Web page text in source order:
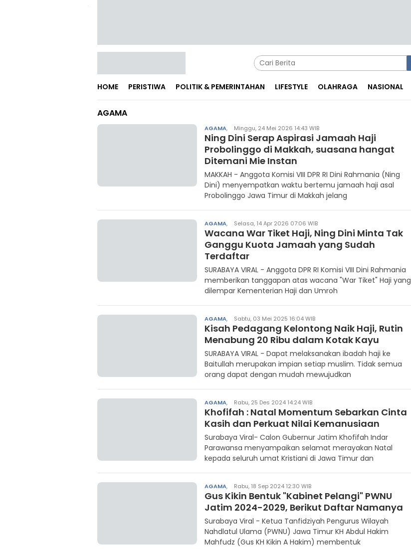
HOME PERISTIWA POLITIK & PEMERINTAHAN LIFESTYLE OLAHRAGA NASIONAL
AGAMA
AGAMA, Minggu, 24 Mei 2026 14:43 WIB
Ning Dini Serap Aspirasi Jamaah Haji
Probolinggo di Makkah, suasana hangat
Ditemani Mie Instan
MAKKAH - Anggota Komisi VIII DPR RI Dini Rahmania (Ning
Dini) menyempatkan waktu bertemu jamaah haji asal
Probolinggo Jawa Timur di Makkah jelang
AGAMA, Selasa, 14 Apr 2026 07:06 WIB
Wacana War Tiket Haji, Ning Dini Minta Tak
Ganggu Kuota Jamaah yang Sudah
Terdaftar
SURABAYA VIRAL - Anggota DPR RI Komisi VIII Dini Rahmania
memberikan tanggapan atas wacana "War Tiket" Haji yang
dilempar Kementerian Haji dan Umroh
AGAMA, Sabtu, 03 Mei 2025 16:04 WIB
Kisah Pedagang Kelontong Naik Haji, Rutin
Menabung 20 Ribu dalam Kotak Kayu
SURABAYA VIRAL - Dapat melaksanakan ibadah haji ke
Baitullah merupakan impian setiap muslim. Tidak semua
orang dapat dengan mudah mewujudkan
AGAMA, Rabu, 25 Des 2024 14:24 WIB
Khofifah : Natal Momentum Sebarkan Cinta
Kasih dan Perkuat Nilai Kemanusiaan
Surabaya Viral- Calon Gubernur Jatim Khofifah Indar
Parawansa menyampaikan selamat merayakan Natal
kepada seluruh umat Kristiani di Jawa Timur dan
AGAMA, Rabu, 18 Sep 2024 12:30 WIB
Gus Kikin Bentuk "Kabinet Pelangi" PWNU
Jatim 2024-2029, Berikut Daftar Namanya
Surabaya Viral - Ketua Tanfidziyah Pengurus Wilayah
Nahdlatul Ulama (PWNU) Jawa Timur KH Abdul Hakim
Mahfudz (Gus KH Kikin A Hakim) membentuk